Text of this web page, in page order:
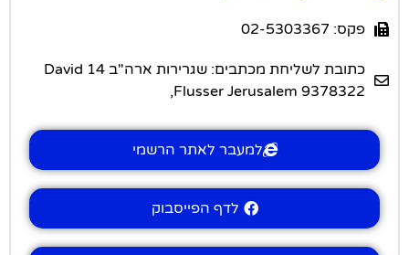
פקס: 02-5303367
כתובת לשליחת מכתבים: שגרירות ארה"ב 14 David
Flusser Jerusalem 9378322,
למעבר לאתר הרשמי
לדף הפייסבוק